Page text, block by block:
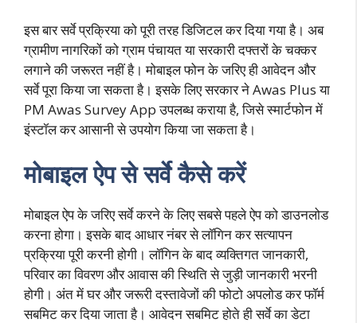
इस बार सर्वे प्रक्रिया को पूरी तरह डिजिटल कर दिया गया है। अब
ग्रामीण नागरिकों को ग्राम पंचायत या सरकारी दफ्तरों के चक्कर
लगाने की जरूरत नहीं है। मोबाइल फोन के जरिए ही आवेदन और
सर्वे पूरा किया जा सकता है। इसके लिए सरकार ने Awas Plus या
PM Awas Survey App उपलब्ध कराया है, जिसे स्मार्टफोन में
इंस्टॉल कर आसानी से उपयोग किया जा सकता है।
मोबाइल ऐप से सर्वे कैसे करें
मोबाइल ऐप के जरिए सर्वे करने के लिए सबसे पहले ऐप को डाउनलोड
करना होगा। इसके बाद आधार नंबर से लॉगिन कर सत्यापन
प्रक्रिया पूरी करनी होगी। लॉगिन के बाद व्यक्तिगत जानकारी,
परिवार का विवरण और आवास की स्थिति से जुड़ी जानकारी भरनी
होगी। अंत में घर और जरूरी दस्तावेजों की फोटो अपलोड कर फॉर्म
सबमिट कर दिया जाता है। आवेदन सबमिट होते ही सर्वे का डेटा